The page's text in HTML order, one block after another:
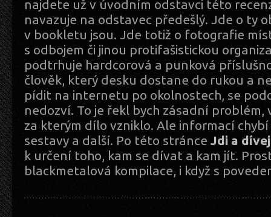
najdete už v úvodním odstavci této
navazuje na odstavec předešlý. Jde o ty
v bookletu jsou. Jde totiž o fotografie
s odbojem či jinou protifašistickou
podtrhuje hardcorová a punková
člověk, který desku dostane do rukou a
pídit na internetu po okolnostech, se
nedozví. To je řekl bych zásadní problém,
za kterým dílo vzniklo. Ale informací
sestavy a další. Po této stránce Jdi a
k určení toho, kam se dívat a kam jít.
blackmetalová kompilace, i když s